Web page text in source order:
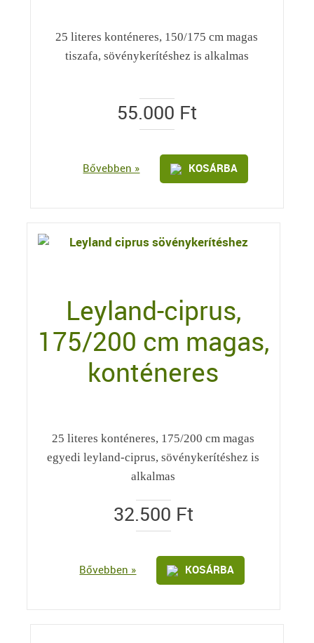
25 literes konténeres, 150/175 cm magas
tiszafa, sövénykerítéshez is alkalmas
55.000 Ft
Bővebben » KOSÁRBA
Leyland-ciprus,
175/200 cm magas,
konténeres
25 literes konténeres, 175/200 cm magas
egyedi leyland-ciprus, sövénykerítéshez is
alkalmas
32.500 Ft
Bővebben » KOSÁRBA